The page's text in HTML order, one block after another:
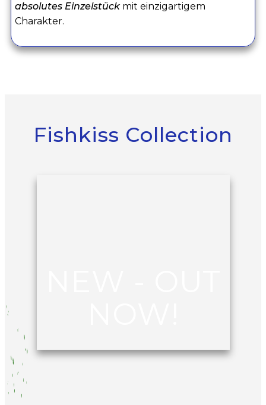
absolutes Einzelstück mit einzigartigem
Charakter.
Fishkiss Collection